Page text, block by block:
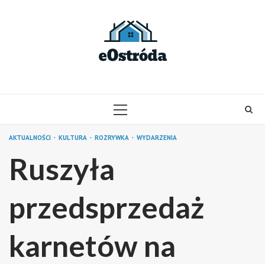
PRIMARY
AKTUALNOŚCI KULTURA ROZRYWKA WYDARZENIA
Ruszyła
przedsprzedaż
karnetów na